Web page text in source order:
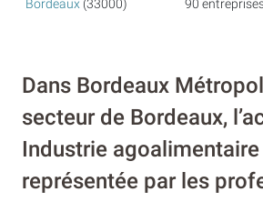
Bordeaux (33000) 90
Dans Bordeaux
secteur de Bordeaux,
Industrie
représentée par les